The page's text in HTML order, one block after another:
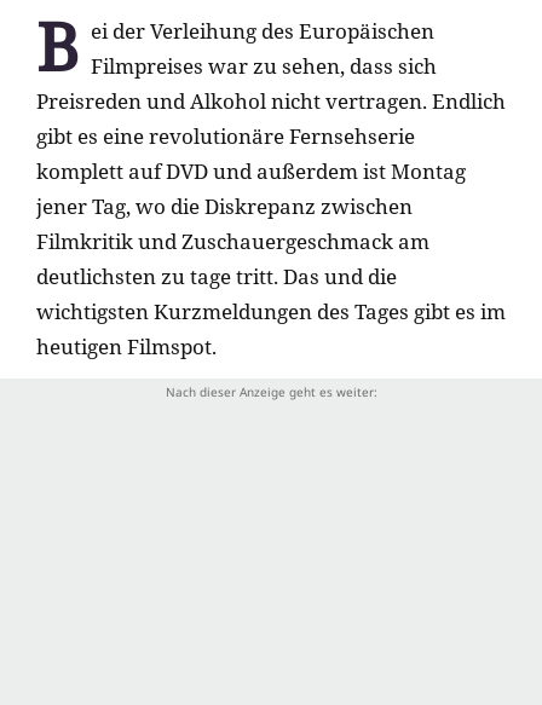
B ei der Verleihung des Europäischen
Filmpreises war zu sehen, dass sich
Preisreden und Alkohol nicht vertragen. Endlich
gibt es eine revolutionäre Fernsehserie
komplett auf DVD und außerdem ist Montag
jener Tag, wo die Diskrepanz zwischen
Filmkritik und Zuschauergeschmack am
deutlichsten zu tage tritt. Das und die
wichtigsten Kurzmeldungen des Tages gibt es im
heutigen Filmspot.